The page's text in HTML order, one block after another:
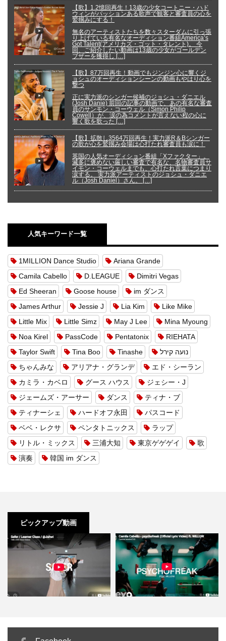
【歌】1.2憶回再生！13歳の少女コートニー・ハド
ウィンがパッションある歌声で観客と審査員の心を
鷲掴みにする！
無名のアーティストたちを数々スターダムに引っ張
り上げている有名なオーディション番組America’s
Got Talent(アメリカズ・ゴット・タレント)。 今
回、ご紹介したい動画は13歳の少女がゴールデン
ブザーを獲得し […]
【歌】87万回再生！動画でもジンジン心に響くジ
ョシュのオーディションシーンの動画もやはり心を
撃つ
正に実力派のシンガー候補のジョシュ・ダニエル
(Josh Danie) 前回の記事の動画で、あの有名な審査
員のサンモン・コーウェル（Simon Philip
Cowell）が、涙の為コメントが言えない程の心に
響く歌を歌った […]
【歌】拡散し3564万回再生！実力派R＆Bシンガー
の歌が心を鷲掴み会場は心打たれ審査員も涙に！
英国の人気オーディション番組「Xファクター」。
滅多に褒めない厳しい審査で有名な、名物審査員サ
イモン・コーウェルまでも、心打たれ言葉につまり
涙する。 実力派アーティストのジョシュ・ダニエ
ル（Josh Daniel）さん。 […]
人気キーワード一覧
1MILLION Dance Studio
Ariana Grande
Camila Cabello
D.LEAGUE
Dimitri Vegas
Ed Sheeran
Goose house
im ダンス
James Arthur
Jessie J Lia Kim
Like Mike
Little Mix
Little Simz May J Lee
Mina Myoung
Noa Kirel
PassCode Pentatonix
RIEHATA
Taylor Swift
Tina Boo Tinashe
נועה קירל
ちゃんみな
アリアナ・グランデ
エド・シーラン
カミラ・カベロ
グース ハウス
ジェシー・J
ジェームズ・アーサー
ダンス
ティナ・ブ
ティナーシェ
ハードオフ永田
パスコード
ベベ・レクサ
ペンタトニックス
ラップ
リトル・ミックス
三浦大知 東京ゲゲゲイ
歌
演奏
韓国 im ダンス
ピックアップ動画
」力まず揺れるだけ